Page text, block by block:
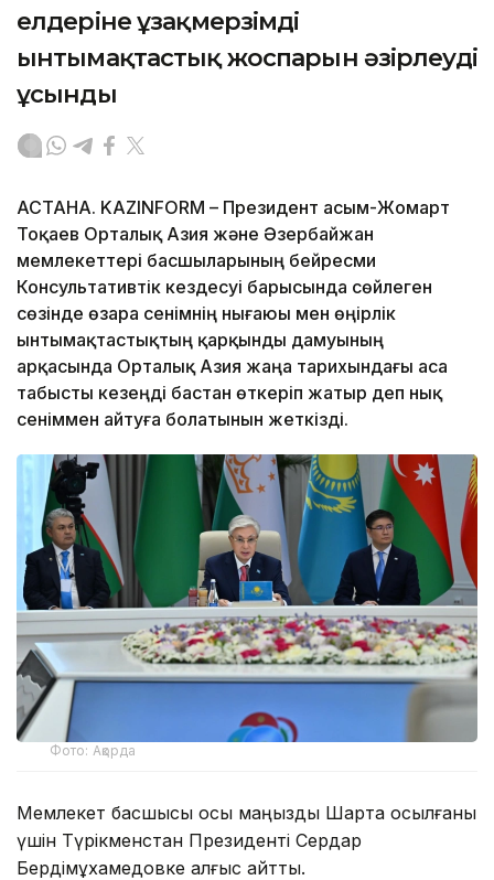
елдеріне ұзақмерзімді
ынтымақтастық жоспарын әзірлеуді
ұсынды
АСТАНА. KAZINFORM – Президент Қасым-Жомарт
Тоқаев Орталық Азия және Әзербайжан
мемлекеттері басшыларының бейресми
Консультативтік кездесуі барысында сөйлеген
сөзінде өзара сенімнің нығаюы мен өңірлік
ынтымақтастықтың қарқынды дамуының
арқасында Орталық Азия жаңа тарихындағы аса
табысты кезеңді бастан өткеріп жатыр деп нық
сеніммен айтуға болатынын жеткізді.
Фото: Ақорда
Мемлекет басшысы осы маңызды Шартқа қосылғаны
үшін Түрікменстан Президенті Сердар
Бердімұхамедовке алғыс айтты.